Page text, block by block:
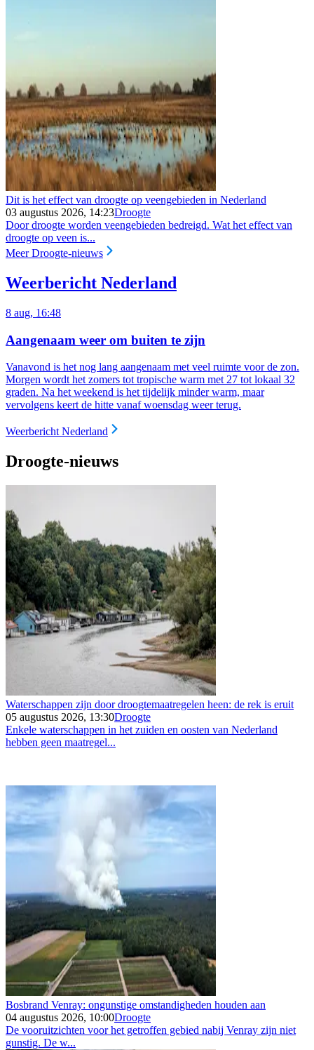
Dit is het effect van droogte op veengebieden in Nederland
03 augustus 2026, 14:23Droogte
Door droogte worden veengebieden bedreigd. Wat het effect van
droogte op veen is...
Meer Droogte-nieuws
Weerbericht Nederland
8 aug, 16:48
Aangenaam weer om buiten te zijn
Vanavond is het nog lang aangenaam met veel ruimte voor de zon.
Morgen wordt het zomers tot tropische warm met 27 tot lokaal 32
graden. Na het weekend is het tijdelijk minder warm, maar
vervolgens keert de hitte vanaf woensdag weer terug.
Weerbericht Nederland
Droogte-nieuws
Waterschappen zijn door droogtemaatregelen heen: de rek is eruit
05 augustus 2026, 13:30Droogte
Enkele waterschappen in het zuiden en oosten van Nederland
hebben geen maatregel...
Bosbrand Venray: ongunstige omstandigheden houden aan
04 augustus 2026, 10:00Droogte
De vooruitzichten voor het getroffen gebied nabij Venray zijn niet
gunstig. De w...